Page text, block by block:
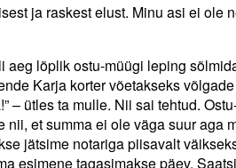
ja raskest elust. Minu asi ei ole
lõplik ostu-müügi leping
Karja korter võetakseks võlgade
– ütles ta mulle. Nii sai tehtud.
et summa ei ole väga suur aga
jätsime notariga piisavalt
esimene tagasimakse päev.